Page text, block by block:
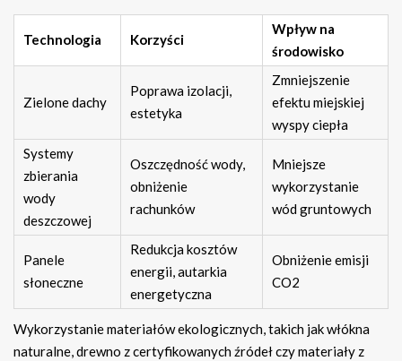
Technologia Korzyści
Wpływ na
środowisko
Zielone dachy
Poprawa izolacji,
estetyka
Zmniejszenie
efektu miejskiej
wyspy ciepła
Systemy
zbierania
wody
deszczowej
Oszczędność wody,
obniżenie
rachunków
Mniejsze
wykorzystanie
wód gruntowych
Panele
słoneczne
Redukcja kosztów
energii, autarkia
energetyczna
Obniżenie emisji
CO2
Wykorzystanie materiałów ekologicznych, takich jak włókna
naturalne, drewno z certyfikowanych źródeł czy materiały z